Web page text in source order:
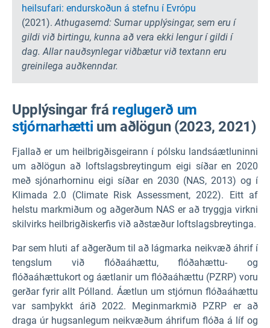
heilsufari: endurskoðun á stefnu í Evrópu
(2021).Athugasemd: Sumar upplýsingar, sem eru í
gildi við birtingu, kunna að vera ekki lengur í gildi í
dag. Allar nauðsynlegar viðbætur við textann eru
greinilega auðkenndar.
Upplýsingar frá reglugerð um
stjórnarhætti um aðlögun (2023, 2021)
Fjallað er um heilbrigðisgeirann í pólsku landsáætluninni
um aðlögun að loftslagsbreytingum eigi síðar en 2020
með sjónarhorninu eigi síðar en 2030 (NAS, 2013) og í
Klimada 2.0 (Climate Risk Assessment, 2022). Eitt af
helstu markmiðum og aðgerðum NAS er að tryggja virkni
skilvirks heilbrigðiskerfis við aðstæður loftslagsbreytinga.
Þar sem hluti af aðgerðum til að lágmarka neikvæð áhrif í
tengslum við flóðaáhættu, flóðahættu- og
flóðaáhættukort og áætlanir um flóðaáhættu (PZRP) voru
gerðar fyrir allt Pólland. Áætlun um stjórnun flóðaáhættu
var samþykkt árið 2022. Meginmarkmið PZRP er að
draga úr hugsanlegum neikvæðum áhrifum flóða á líf og